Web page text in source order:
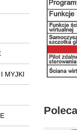
MYJKI